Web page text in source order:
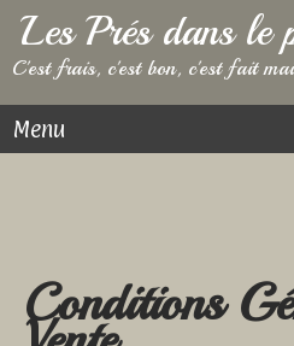
Les Prés dans le
C'est frais, c'est bon, c'est fait
Menu
Conditions